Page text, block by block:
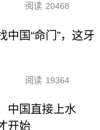
阅读 20468
中国“命门”，这牙
阅读 19364
中国直接上水
开始